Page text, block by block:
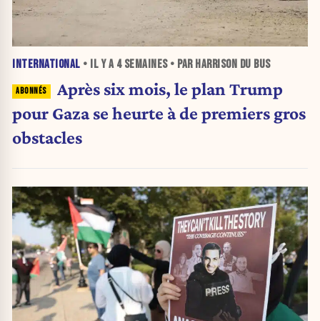
INTERNATIONAL • IL Y A 4 SEMAINES• PAR HARRISON DU BUS
Après six mois, le plan Trump
pour Gaza se heurte à de premiers gros
obstacles